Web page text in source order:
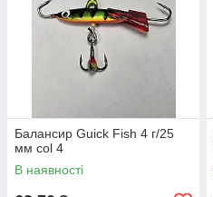
Балансир Guick Fish 4 г/25
мм col 4
В наявності